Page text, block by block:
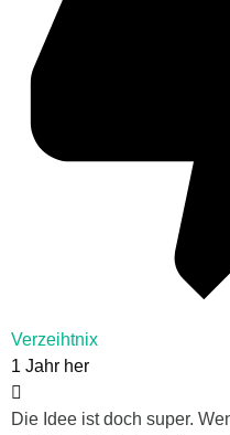
Verzeihtnix
1 Jahr her
Die Idee ist doch super.